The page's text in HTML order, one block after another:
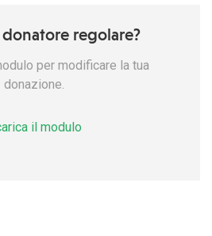
regolare?
per modificare la tua
donazione.
il modulo